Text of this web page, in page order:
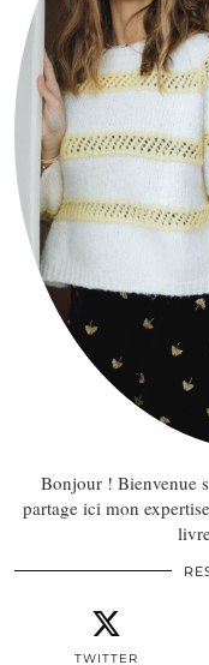
Bonjour ! Bienvenue
partage ici mon
TWITTER